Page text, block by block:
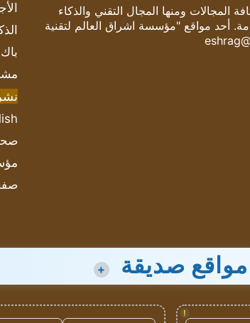
المجالات ومنها المجال التقني والذكاء
أحد مواقع "مؤسسة اشراق العالم لتقنية
صحيفة 24
مواقع صديقة +
!